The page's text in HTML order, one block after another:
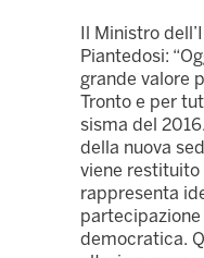
Il Ministro
Piantedosi:
grande valore
Tronto e per
sisma del
della nuova
viene restituito
rappresenta
partecipazione
democratica.